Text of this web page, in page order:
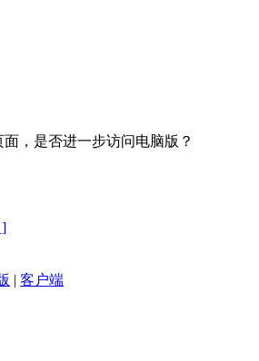
，是否进一步访问电脑版？
]
| 客户端